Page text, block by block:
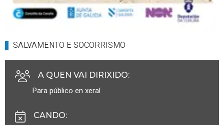
SALVAMENTO E SOCORRISMO
A QUEN VAI DIRIXIDO:
Para público en xeral
CANDO: